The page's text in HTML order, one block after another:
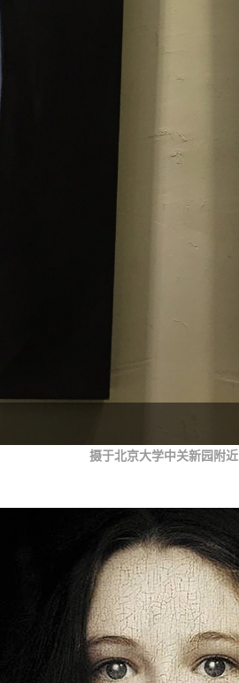
摄于北京大学中关新园附近